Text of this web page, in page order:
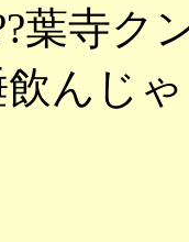
葉寺ク
んじ